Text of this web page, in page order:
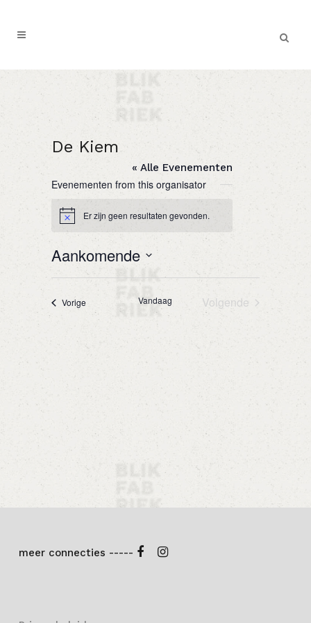
De Kiem
« Alle Evenementen
Evenementen from this organisator
BerichtEr zijn geen resultaten gevonden.
Aankomende
Selecteer
datum.
VorigeEvenementen Vandaag
Volgende
meer connecties -----